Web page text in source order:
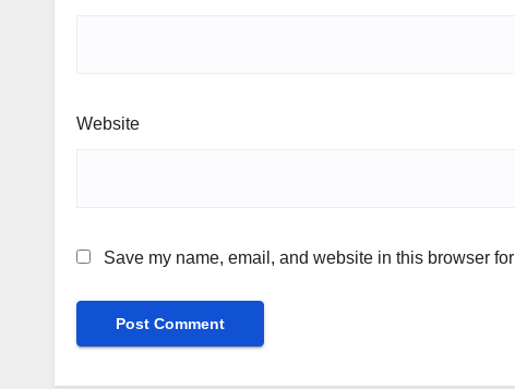
Website
Save my name, email, and website in this browser